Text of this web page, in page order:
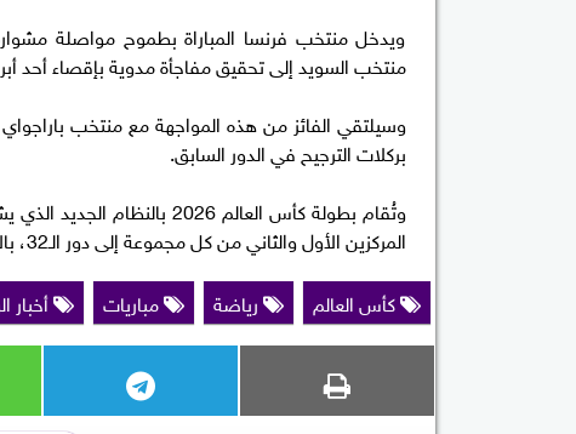
ويدخل منتخب فرنسا المباراة بطموح مواصلة
منتخب السويد إلى تحقيق مفاجأة مدوية بإقصاء أحد
وسيلتقي الفائز من هذه المواجهة مع منتخب
بركلات الترجيح في الدور السابق.
المركزين الأول والثاني من كل مجموعة إلى دور الـ32، بالإضافة إلى أفضل 8 منتخبات تحتل المركز الثالث.
كأس العالم
رياضة مباريات أخبار